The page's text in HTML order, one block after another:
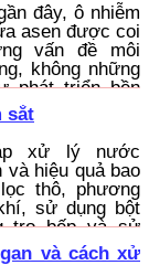
đây, ô nhiễm
asen được coi
vấn đề môi
không những
phát triển bền
gia mà còn
đến sức khỏe
sắt
xử lý nước
và hiệu quả bao
thô, phương
sử dụng bột
tro bếp và sử
lọc nước có
và cách xử